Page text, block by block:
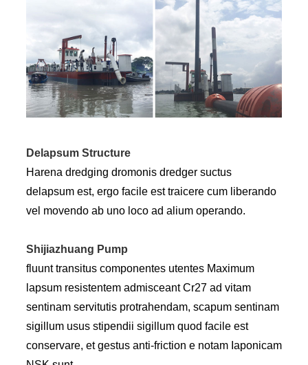
Delapsum Structure
Harena dredging dromonis dredger suctus
delapsum est, ergo facile est traicere cum liberando
vel movendo ab uno loco ad alium operando.
Shijiazhuang Pump
fluunt transitus componentes utentes Maximum
lapsum resistentem admisceant Cr27 ad vitam
sentinam servitutis protrahendam, scapum sentinam
sigillum usus stipendii sigillum quod facile est
conservare, et gestus anti-friction e notam Iaponicam